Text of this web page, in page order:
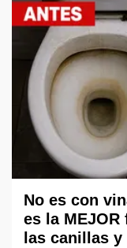
No es con
es la
las canillas